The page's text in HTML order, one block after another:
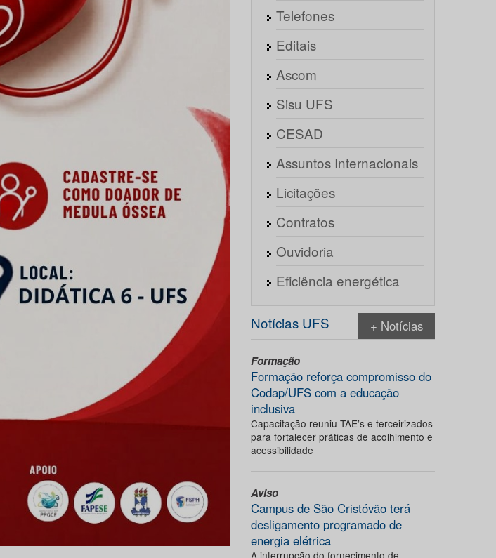
Telefones
Editais
Ascom
Sisu UFS
CESAD
Assuntos Internacionais
Licitações
Contratos
Ouvidoria
Eficiência energética
Notícias UFS + Notícias
Formação
Formação reforça compromisso do
Codap/UFS com a educação
inclusiva
Capacitação reuniu TAE’s e terceirizados
para fortalecer práticas de acolhimento e
acessibilidade
Aviso
Campus de São Cristóvão terá
desligamento programado de
energia elétrica
A interrupção do fornecimento de